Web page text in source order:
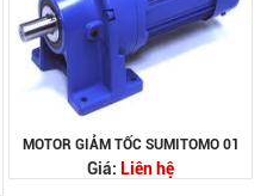
MOTOR GIẢM TỐC SUMITOMO 01
Giá: Liên hệ